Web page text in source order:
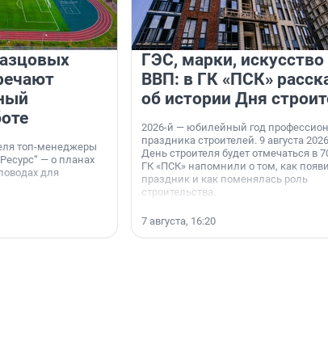
топ-менеджеры
— о планах
для
ГЭС, марки, искусство
ВВП: в ГК «ПСК»
об истории Дня
2026-й — юбилейный год
праздника строителей. 9 августа
День строителя будет отмечаться в
ГК «ПСК» напомнили о том, как
праздник и как поменялась роль
строительства.
7 августа, 16:20